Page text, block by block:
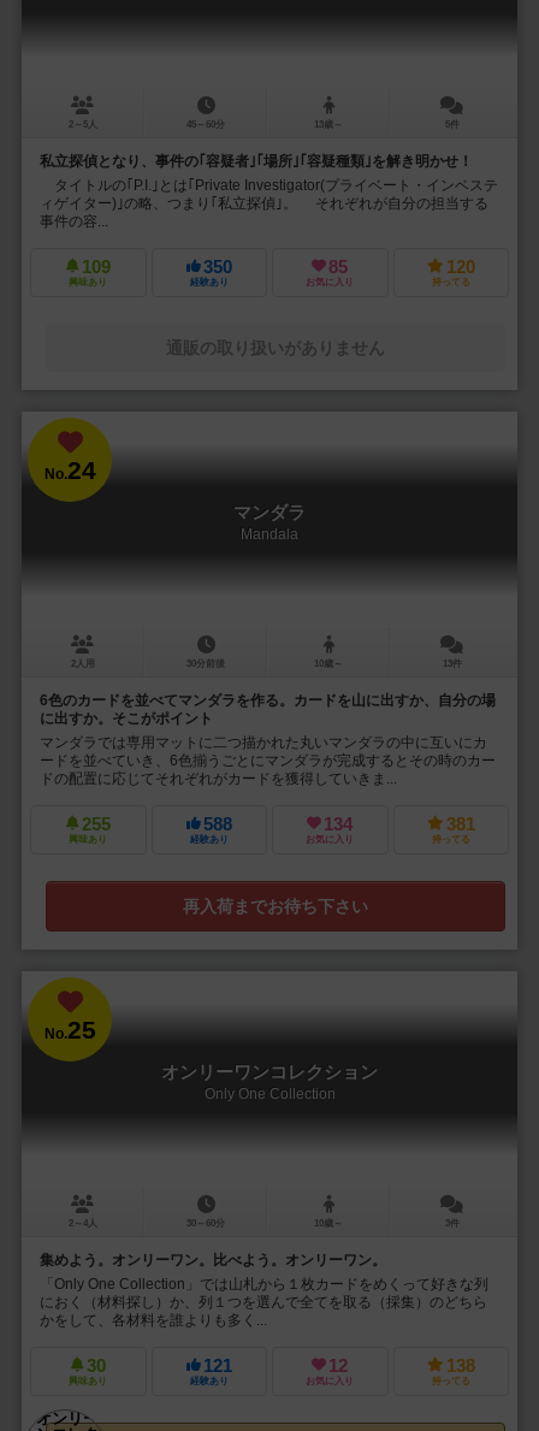
2～5人 45～60分 13歳～ 5件
私立探偵となり、事件の｢容疑者｣｢場所｣｢容疑種類｣を解き明かせ！
タイトルの｢P.I.｣とは｢Private Investigator(プライベート・インベステ
ィゲイター)｣の略、つまり｢私立探偵｣。 それぞれが自分の担当する
事件の容...
109
興味あり
350
経験あり
85
お気に入り
120
持ってる
通販の取り扱いがありません
No.24
マンダラ
Mandala
2人用 30分前後 10歳～ 13件
6色のカードを並べてマンダラを作る。カードを山に出すか、自分の場
に出すか。そこがポイント
マンダラでは専用マットに二つ描かれた丸いマンダラの中に互いにカ
ードを並べていき、6色揃うごとにマンダラが完成するとその時のカー
ドの配置に応じてそれぞれがカードを獲得していきま...
255
興味あり
588
経験あり
134
お気に入り
381
持ってる
再入荷までお待ち下さい
No.25
オンリーワンコレクション
Only One Collection
2～4人 30～60分 10歳～ 3件
集めよう。オンリーワン。比べよう。オンリーワン。
「Only One Collection」では山札から１枚カードをめくって好きな列
におく（材料探し）か、列１つを選んで全てを取る（採集）のどちら
かをして、各材料を誰よりも多く...
30
興味あり
121
経験あり
12
お気に入り
138
持ってる